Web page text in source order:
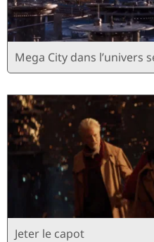
Mega City dans l’univers
Jeter le capot